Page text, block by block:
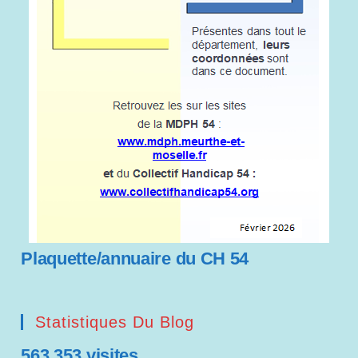
Plaquette/annuaire du CH 54
Statistiques Du Blog